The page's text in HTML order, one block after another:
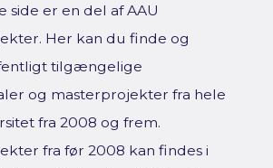
side er en del af AAU
Her kan du finde og
tilgængelige
og masterprojekter fra hele
fra 2008 og frem.
fra før 2008 kan findes i